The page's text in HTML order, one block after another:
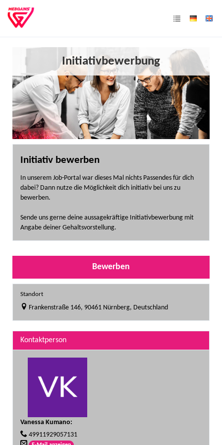
Initiativbewerbung
Initiativ bewerben
In unserem Job-Portal war dieses Mal nichts Passendes für dich
dabei? Dann nutze die Möglichkeit dich initiativ bei uns zu
bewerben.
Sende uns gerne deine aussagekräftige Initiativbewerbung mit
Angabe deiner Gehaltsvorstellung.
Bewerben
Standort
Frankenstraße 146, 90461 Nürnberg, Deutschland
Kontaktperson
Vanessa Kumano:
49911929057131